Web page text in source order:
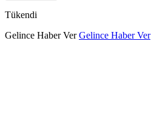
Tükendi
Gelince Haber Ver Gelince Haber Ver